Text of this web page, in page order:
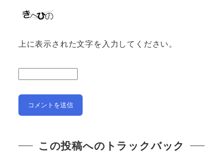
上に表示された文字を入力してください。
この投稿へのトラックバック